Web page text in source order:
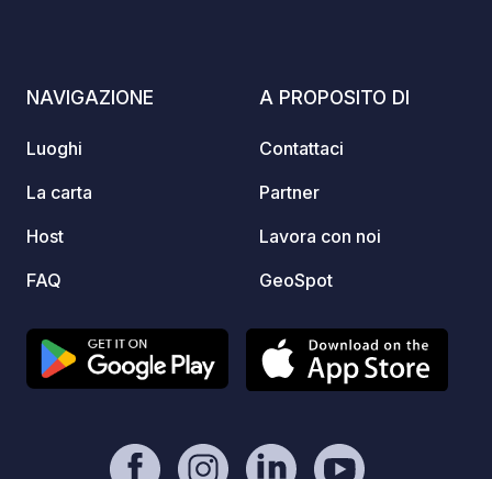
NAVIGAZIONE
Luoghi
La carta
Host
FAQ
A PROPOSITO DI
Contattaci
Partner
Lavora con noi
GeoSpot